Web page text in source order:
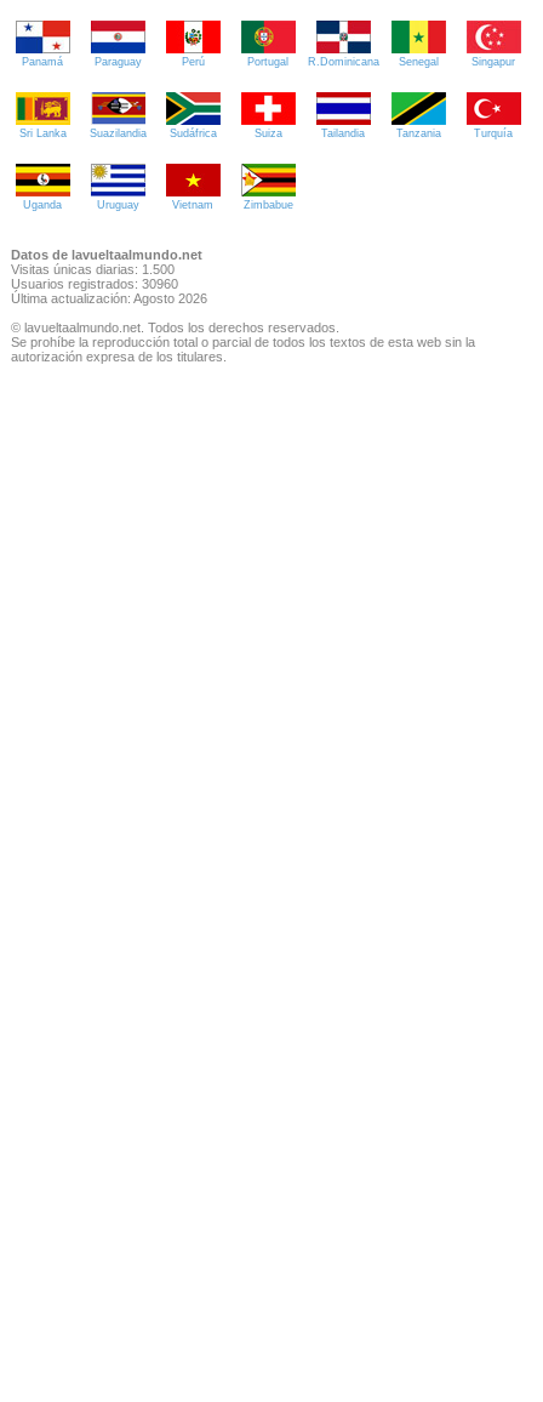
Panamá Paraguay Perú Portugal R.Dominicana Senegal Singapur
Sri Lanka Suazilandia Sudáfrica Suiza Tailandia Tanzania Turquía
Uganda Uruguay Vietnam Zimbabue
Datos de lavueltaalmundo.net
Visitas únicas diarias: 1.500
Usuarios registrados: 30960
Última actualización: Agosto 2026
© lavueltaalmundo.net. Todos los derechos reservados.
Se prohíbe la reproducción total o parcial de todos los textos de esta web sin la
autorización expresa de los titulares.